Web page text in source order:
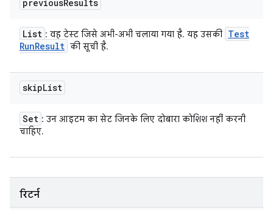
previousResults
List : वह टेस्ट जिसे अभी-अभी चलाया गया है. यह उसकी Test
RunResult की सूची है.
skipList
Set : उन आइटम का सेट जिनके लिए दोबारा कोशिश नहीं करनी
चाहिए.
रिटर्न